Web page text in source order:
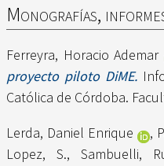
Monografías,
Ferreyra, Horacio Ademar
proyecto piloto DiME.
Católica de Córdoba.
Lerda, Daniel Enrique
,
Lopez, S., Sambuelli,